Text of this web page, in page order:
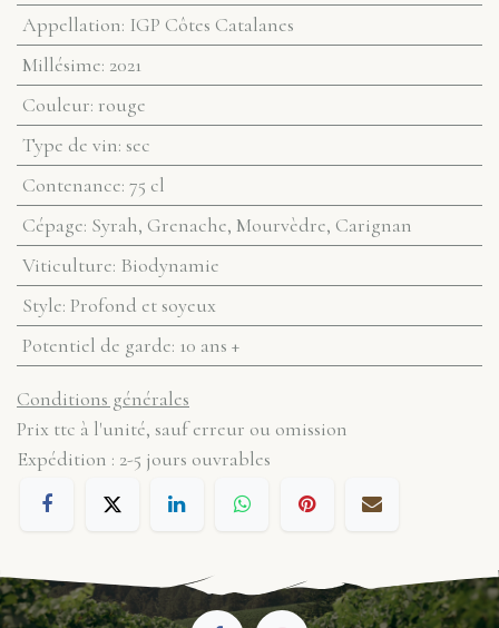
Appellation: IGP Côtes Catalanes
Millésime: 2021
Couleur: rouge
Type de vin: sec
Contenance: 75 cl
Cépage: Syrah, Grenache, Mourvèdre, Carignan
Viticulture: Biodynamie
Style: Profond et soyeux
Potentiel de garde: 10 ans +
Conditions générales
Prix ttc à l'unité, sauf erreur ou omission
Expédition : 2-5 jours ouvrables